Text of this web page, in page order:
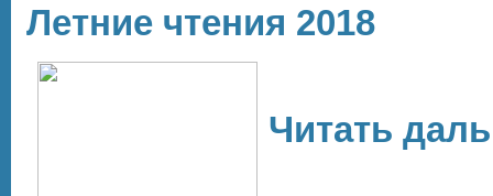
Летние чтения 2018
Читать